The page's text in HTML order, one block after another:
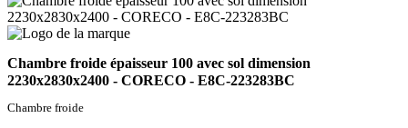
Chambre froide épaisseur 100 avec sol dimension
2230x2830x2400 - CORECO - E8C-223283BC
Chambre froide